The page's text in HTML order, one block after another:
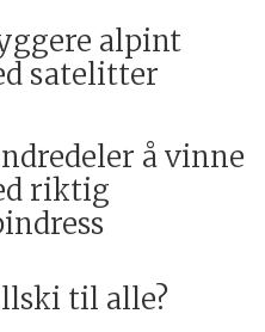
alpint
satelitter
å vinne
riktig
til alle?